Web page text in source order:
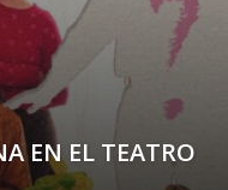
EN EL TEATRO